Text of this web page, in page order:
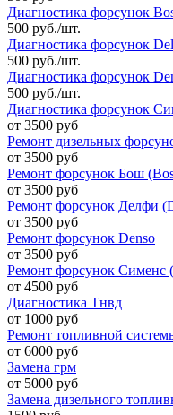
Диагностика форсунок
500 руб./шт.
Диагностика форсунок
500 руб./шт.
Диагностика форсунок
500 руб./шт.
Диагностика форсунок
от 3500 руб
Ремонт дизельных
от 3500 руб
Ремонт форсунок Бош
от 3500 руб
Ремонт форсунок Делфи
от 3500 руб
Ремонт форсунок Denso
от 3500 руб
Ремонт форсунок Сименс
от 4500 руб
Диагностика Тнвд
от 1000 руб
Ремонт топливной
от 6000 руб
Замена грм
от 5000 руб
Замена дизельного